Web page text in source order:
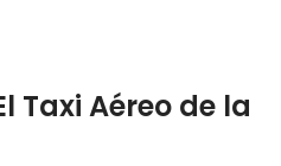
Taxi Aéreo de la